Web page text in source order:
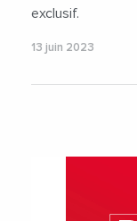
exclusif.
13 juin 2023